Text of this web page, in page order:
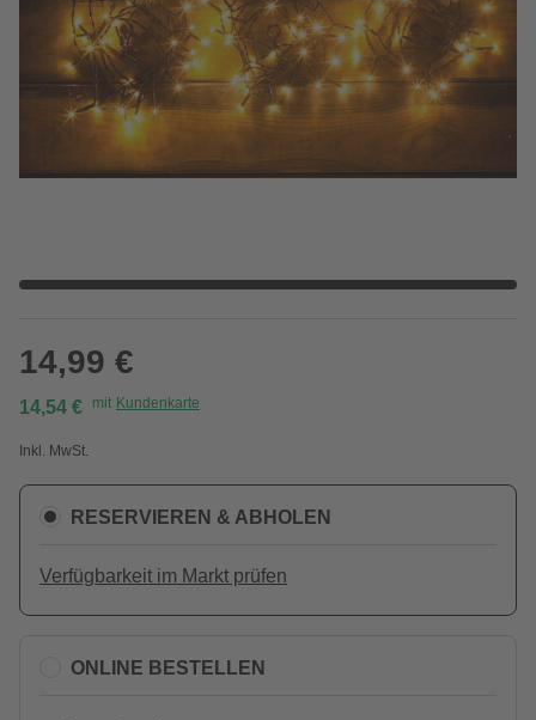
14,99 €
14,54 € mit Kundenkarte
Inkl. MwSt.
RESERVIEREN & ABHOLEN
Verfügbarkeit im Markt prüfen
ONLINE BESTELLEN